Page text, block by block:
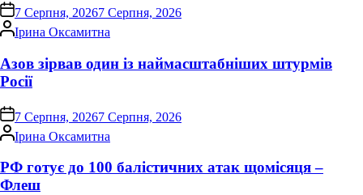
on 7 Серпня, 20267 Серпня, 2026
Опубліковано
Ірина Оксамитна
Азов зірвав один із наймасштабніших штурмів
Росії
on 7 Серпня, 20267 Серпня, 2026
Опубліковано
Ірина Оксамитна
РФ готує до 100 балістичних атак щомісяця –
Флеш